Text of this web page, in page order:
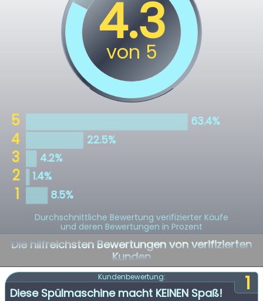
Durchschnittliche Bewertung verifizierter Käufe
und deren Bewertungen in Prozent
Die hilfreichsten Bewertungen von verifizierten
Kunden
1
Kundenbewertung:
Diese Spülmaschine macht KEINEN Spaß!